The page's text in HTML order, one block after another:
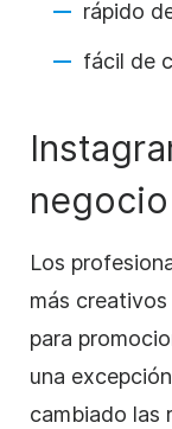
rápido
fácil de
negocio
Los
más
para
una
cambiado las